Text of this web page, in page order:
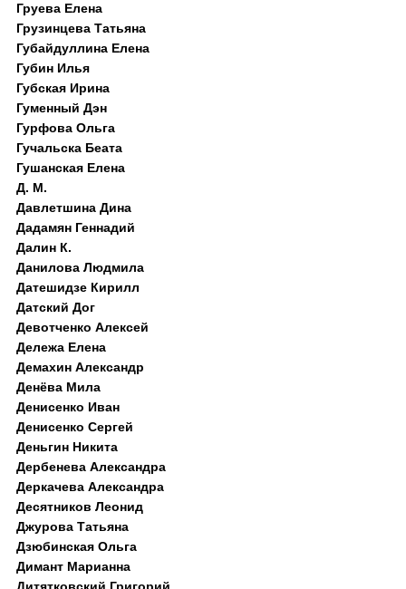
Груева Елена
Грузинцева Татьяна
Губайдуллина Елена
Губин Илья
Губская Ирина
Гуменный Дэн
Гурфова Ольга
Гучальска Беата
Гушанская Елена
Д. M.
Давлетшина Дина
Дадамян Геннадий
Далин К.
Данилова Людмила
Датешидзе Кирилл
Датский Дог
Девотченко Алексей
Дележа Елена
Демахин Александр
Денёва Мила
Денисенко Иван
Денисенко Сергей
Деньгин Никита
Дербенева Александра
Деркачева Александра
Десятников Леонид
Джурова Татьяна
Дзюбинская Ольга
Димант Марианна